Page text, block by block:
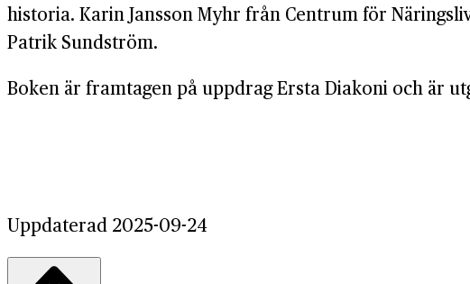
historia. Karin Jansson Myhr från Centrum för
Patrik Sundström.
Boken är framtagen på uppdrag Ersta Diakoni och är
Uppdaterad 2025-09-24